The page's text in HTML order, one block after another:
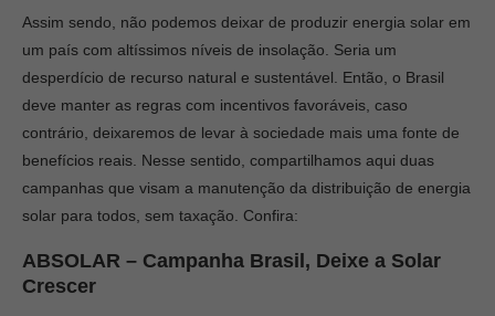
Assim sendo, não podemos deixar de produzir energia solar em
um país com altíssimos níveis de insolação. Seria um
desperdício de recurso natural e sustentável. Então, o Brasil
deve manter as regras com incentivos favoráveis, caso
contrário, deixaremos de levar à sociedade mais uma fonte de
benefícios reais. Nesse sentido, compartilhamos aqui duas
campanhas que visam a manutenção da distribuição de energia
solar para todos, sem taxação. Confira:
ABSOLAR – Campanha Brasil, Deixe a Solar
Crescer